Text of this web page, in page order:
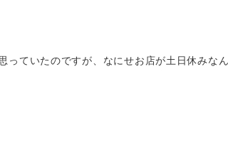
っていたのですが、なにせお店が土日休みな